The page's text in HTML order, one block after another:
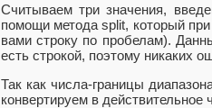
Считываем три значения,
помощи метода split, который
вами строку по пробелам).
есть строкой, поэтому никаких
Так как числа-границы
конвертируем в